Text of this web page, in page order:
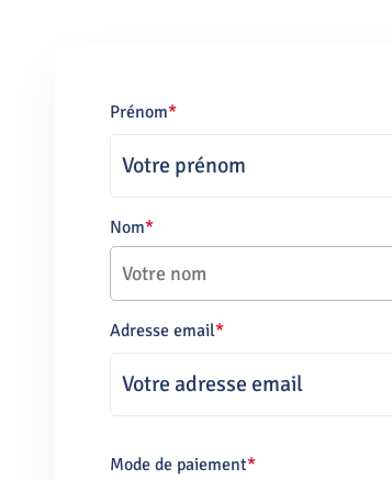
Prénom*
Nom*
Adresse email*
Mode de paiement*